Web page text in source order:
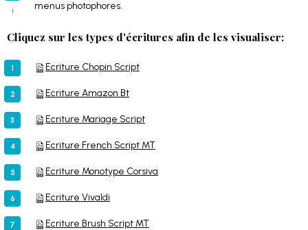
menus photophores.
Cliquez sur les types d'écritures afin de les visualiser:
Ecriture Chopin Script
Ecriture Amazon Bt
Ecriture Mariage Script
Ecriture French Script MT
Ecriture Monotype Corsiva
Ecriture Vivaldi
Ecriture Brush Script MT